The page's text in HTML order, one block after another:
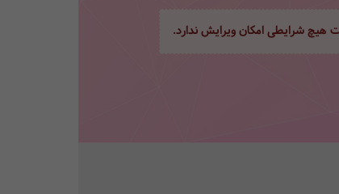
هیچ شرایطی امکان ویرایش ندارد.